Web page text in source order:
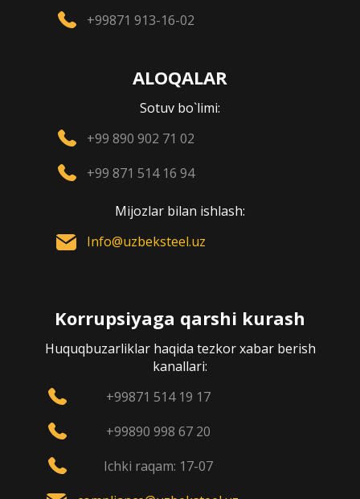
+99871 913-16-02
ALOQALAR
Sotuv bo`limi:
+99 890 902 71 02
+99 871 514 16 94
Mijozlar bilan ishlash:
Info@uzbeksteel.uz
Korrupsiyaga qarshi kurash
Huquqbuzarliklar haqida tezkor xabar berish
kanallari:
+99871 514 19 17
+99890 998 67 20
Ichki raqam: 17-07